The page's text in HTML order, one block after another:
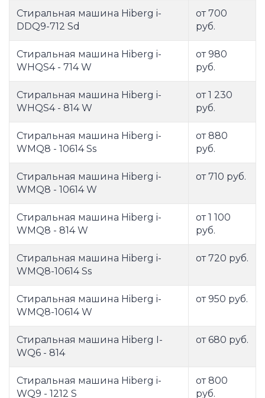
Стиральная машина Hiberg i-
DDQ9-712 Sd
от 700
руб.
Стиральная машина Hiberg i-
WHQS4 - 714 W
от 980
руб.
Стиральная машина Hiberg i-
WHQS4 - 814 W
от 1 230
руб.
Стиральная машина Hiberg i-
WMQ8 - 10614 Ss
от 880
руб.
Стиральная машина Hiberg i-
WMQ8 - 10614 W
от 710 руб.
Стиральная машина Hiberg i-
WMQ8 - 814 W
от 1 100
руб.
Стиральная машина Hiberg i-
WMQ8-10614 Ss
от 720 руб.
Стиральная машина Hiberg i-
WMQ8-10614 W
от 950 руб.
Стиральная машина Hiberg I-
WQ6 - 814
от 680 руб.
Стиральная машина Hiberg i-
WQ9 - 1212 S
от 800
руб.